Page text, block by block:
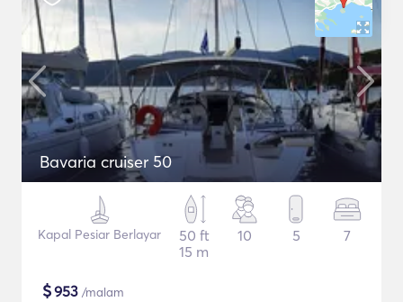
Bavaria cruiser 50
Kapal Pesiar Berlayar
50 ft
15 m
10 5 7
$953 /malam